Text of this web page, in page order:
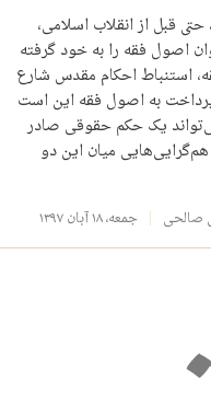
قبل از انقلاب اسلامی،
اصول فقه را به ‌خود گرفته‌
استنباط احکام مقدس شارع
به اصول فقه این است
یک حکم حقوقی صادر
میان این دو
صالحی جمعه، ۱۸ آبان ۱۳۹۷